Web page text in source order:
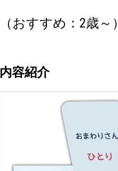
（おすすめ：2歳～）
内容紹介